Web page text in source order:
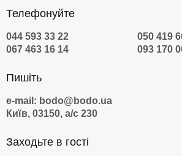
Телефонуйте
044 593 33 22
050 419
067 463 16 14
093 170
Пишіть
e-mail: bodo@bodo.ua
Київ, 03150, а/с 230
Заходьте в гості